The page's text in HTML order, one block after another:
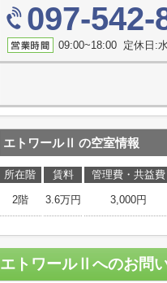
097-542-
09:00~18:00 定休日:
エトワールⅡ の空室情報
所在階 賃料 管理費・共益費
2階
3.6万円 3,000円
エトワールⅡ へのお問